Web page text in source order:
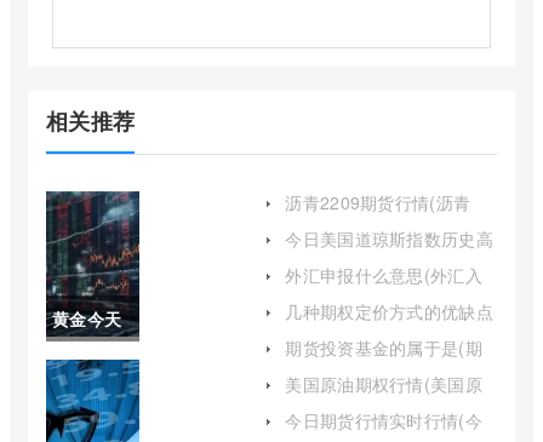
相关推荐
黄金今天
大盘价(今
日黄金开
沥青2209期货行情(沥青
今日美国道琼斯指数历史高
外汇申报什么意思(外汇入
几种期权定价方式的优缺点
期货投资基金的属于是(期
吗)
美国原油期权行情(美国原
今日期货行情实时行情(今